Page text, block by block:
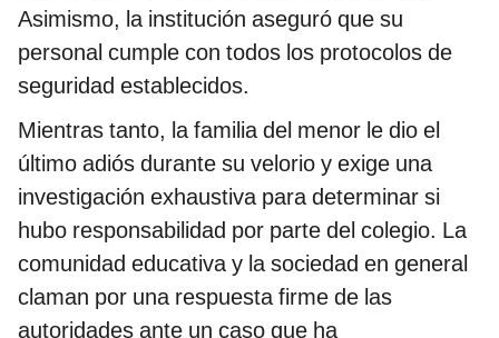
Asimismo, la institución aseguró que su
personal cumple con todos los protocolos de
seguridad establecidos.
Mientras tanto, la familia del menor le dio el
último adiós durante su velorio y exige una
investigación exhaustiva para determinar si
hubo responsabilidad por parte del colegio. La
comunidad educativa y la sociedad en general
claman por una respuesta firme de las
autoridades ante un caso que ha